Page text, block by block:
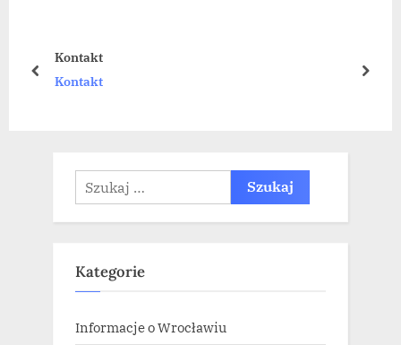
u
Kontakt
Kontakt
prev next
Szukaj:
Kategorie
Informacje o Wrocławiu